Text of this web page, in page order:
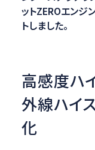
ットZEROエンジ
トしました。
高感度ハ
外線ハイ
化